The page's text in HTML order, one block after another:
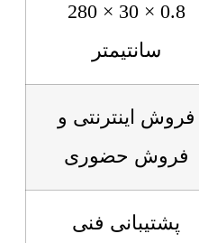
0.8 × 30 × 280
سانتیمتر
فروش اینترنتی و
فروش حضوری
پشتیبانی فنی